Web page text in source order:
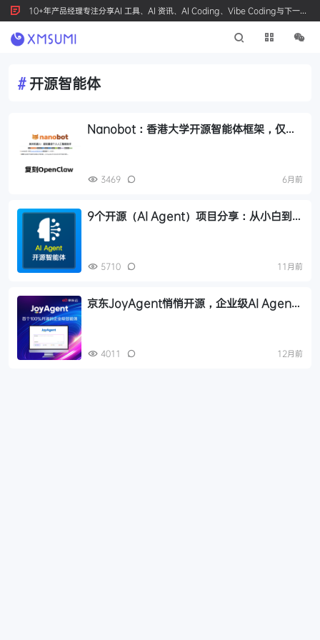
10+年产品经理专注分享AI 工具、AI 资讯、AI Coding、Vibe Coding与下一代
产品创新，按 Ctrl+D 收藏我们
#开源智能体
Nanobot：香港大学开源智能体框架，仅
3469 6月前
9个开源（AI Agent）项目分享：从小白到进
5710 11月前
京东JoyAgent悄悄开源，企业级AI Agent
4011 12月前